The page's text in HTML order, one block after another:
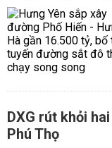
DXG rút khỏi
Phú Thọ